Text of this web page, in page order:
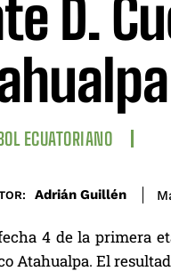
D.
ECUATORIANO
Adrián Guillén
4 de la primera
Atahualpa. El